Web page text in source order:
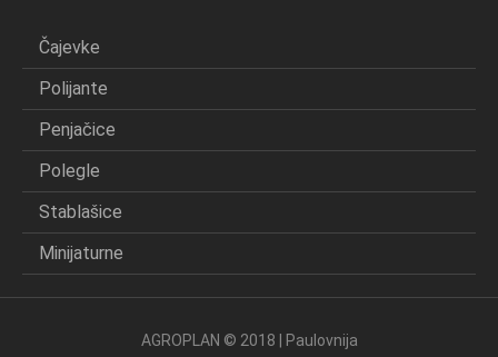
Čajevke
Polijante
Penjačice
Polegle
Stablašice
Minijaturne
AGROPLAN © 2018 | Paulovnija